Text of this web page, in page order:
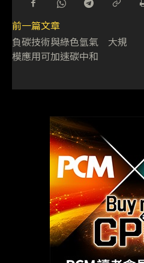
前一篇文章
負碳技術與綠色氫氣 大規
模應用可加速碳中和